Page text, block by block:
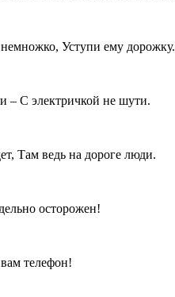
Уступи ему дорожку.
– С электричкой не шути.
Там ведь на дороге люди.
осторожен!
телефон!